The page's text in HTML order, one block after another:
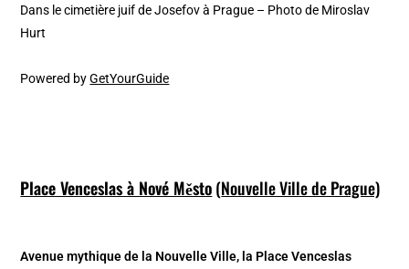
Dans le cimetière juif de Josefov à Prague – Photo de Miroslav
Hurt
Powered byGetYourGuide
Place Venceslas à Nové Město(Nouvelle Ville de Prague)
Avenue mythique de la Nouvelle Ville, la Place Venceslas